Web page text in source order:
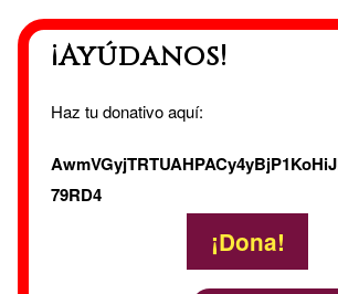
¡Ayúdanos!
Haz tu donativo aquí:
79RD4
¡Dona!